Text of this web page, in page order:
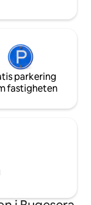
parkering
fastigheten